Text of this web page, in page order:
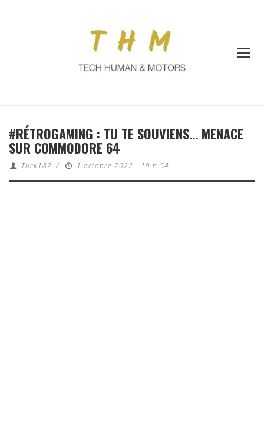
#RÉTROGAMING : TU TE SOUVIENS… MENACE
SUR COMMODORE 64
Turk182 / 1 octobre 2022 - 19 h 54